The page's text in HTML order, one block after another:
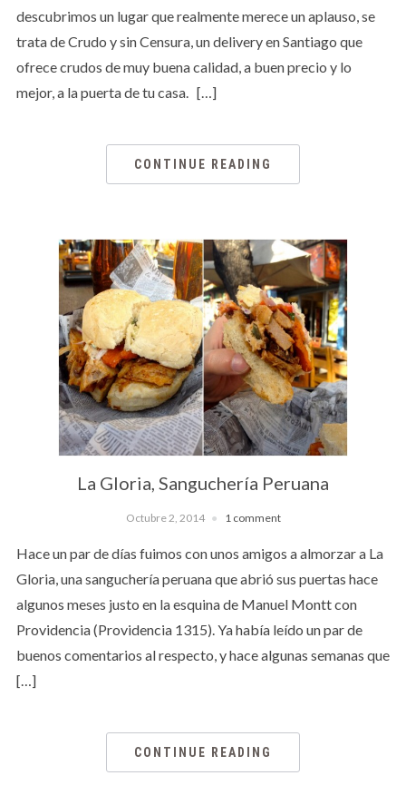
descubrimos un lugar que realmente merece un aplauso, se
trata de Crudo y sin Censura, un delivery en Santiago que
ofrece crudos de muy buena calidad, a buen precio y lo
mejor, a la puerta de tu casa. […]
CONTINUE READING
La Gloria, Sanguchería Peruana
Octubre 2, 2014 1 comment
Hace un par de días fuimos con unos amigos a almorzar a La
Gloria, una sanguchería peruana que abrió sus puertas hace
algunos meses justo en la esquina de Manuel Montt con
Providencia (Providencia 1315). Ya había leído un par de
buenos comentarios al respecto, y hace algunas semanas que
[…]
CONTINUE READING